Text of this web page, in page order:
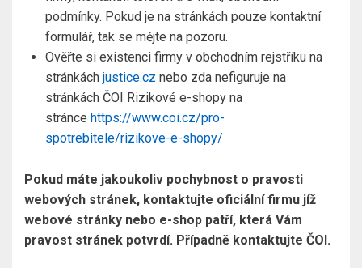
podmínky. Pokud je na stránkách pouze kontaktní
formulář, tak se mějte na pozoru.
Ověřte si existenci firmy v obchodním rejstříku na
stránkách justice.cz nebo zda nefiguruje na
stránkách ČOI Rizikové e-shopy na
stránce https://www.coi.cz/pro-
spotrebitele/rizikove-e-shopy/
Pokud máte jakoukoliv pochybnost o pravosti
webových stránek, kontaktujte oficiální firmu jíž
webové stránky nebo e-shop patří, která Vám
pravost stránek potvrdí. Případně kontaktujte ČOI.